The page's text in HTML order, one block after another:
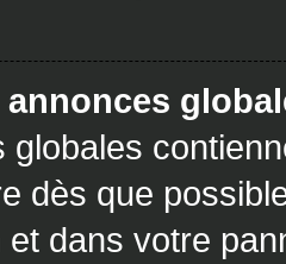
globales
dès que
dans votre